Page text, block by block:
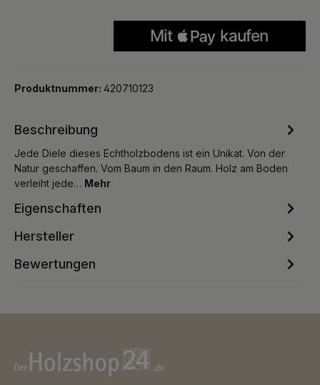
Produktnummer: 420710123
Beschreibung
Jede Diele dieses Echtholzbodens ist ein Unikat. Von der
Natur geschaffen. Vom Baum in den Raum. Holz am Boden
verleiht jede… Mehr
Eigenschaften
Hersteller
Bewertungen